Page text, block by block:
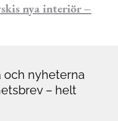
nya interiör –
och nyheterna
– helt